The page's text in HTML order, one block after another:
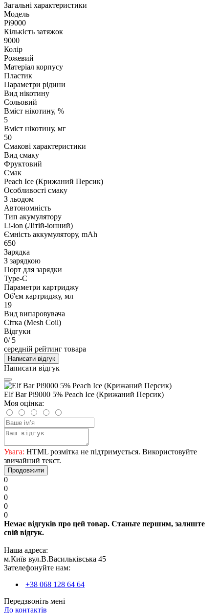
Загальні характеристики
Модель
Pi9000
Кількість затяжок
9000
Колір
Рожевий
Матеріал корпусу
Пластик
Параметри рідини
Вид нікотину
Сольовий
Вміст нікотину, %
5
Вміст нікотину, мг
50
Смакові характеристики
Вид смаку
Фруктовий
Смак
Peach Ice (Крижаний Персик)
Особливості смаку
З льодом
Автономність
Тип акумулятору
Li-ion (Літій-іонний)
Ємність аккумулятору, mAh
650
Зарядка
З зарядкою
Порт для зарядки
Type-C
Параметри картриджу
Об'єм картриджу, мл
19
Вид випаровувача
Сітка (Mesh Coil)
Відгуки
0/ 5
середній рейтинг товара
Написати відгук
Написати відгук
Elf Bar Pi9000 5% Peach Ice (Крижаний Персик)
Моя оцінка:
Увага: HTML розмітка не підтримується. Використовуйте
звичайний текст.
Продовжити
0
0
0
0
0
Немає відгуків про цей товар. Станьте першим, залиште
свій відгук.
Наша адреса:
м.Київ вул.В.Васильківська 45
Зателефонуйте нам:
+38 068 128 64 64
Передзвоніть мені
До контактів